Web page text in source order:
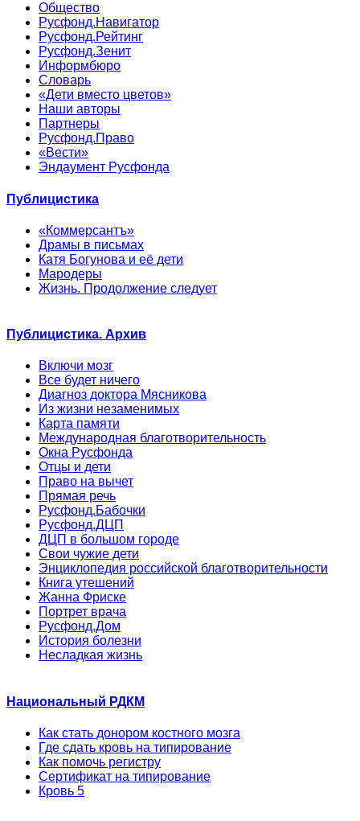
Общество
Русфонд.Навигатор
Русфонд.Рейтинг
Русфонд.Зенит
Информбюро
Словарь
«Дети вместо цветов»
Наши авторы
Партнеры
Русфонд.Право
«Вести»
Эндаумент Русфонда
Публицистика
«Коммерсантъ»
Драмы в письмах
Катя Богунова и её дети
Мародеры
Жизнь. Продолжение следует
Публицистика. Архив
Включи мозг
Все будет ничего
Диагноз доктора Мясникова
Из жизни незаменимых
Карта памяти
Международная благотворительность
Окна Русфонда
Отцы и дети
Право на вычет
Прямая речь
Русфонд.Бабочки
Русфонд.ДЦП
ДЦП в большом городе
Свои чужие дети
Энциклопедия российской благотворительности
Книга утешений
Жанна Фриске
Портрет врача
Русфонд.Дом
История болезни
Несладкая жизнь
Национальный РДКМ
Как стать донором костного мозга
Где сдать кровь на типирование
Как помочь регистру
Сертификат на типирование
Кровь 5